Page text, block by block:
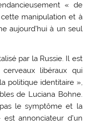
« de
manipulation et à
aujourd’hui à un seul
par la Russie. Il est
libéraux qui
politique identitaire »,
de Luciana Bohne.
le symptôme et la
annonciateur d’un